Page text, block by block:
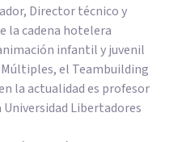
Director técnico y
la cadena hotelera
infantil y juvenil
el Teambuilding
la actualidad es profesor
Universidad Libertadores